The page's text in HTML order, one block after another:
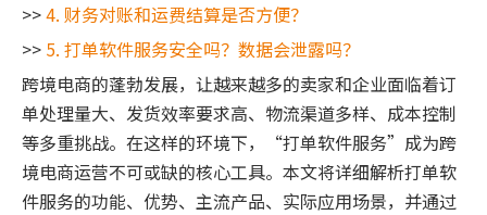
>>4. 财务对账和运费结算是否方便？
>> 5. 打单软件服务安全吗？数据会泄露吗？
跨境电商的蓬勃发展，让越来越多的卖家和企业面临着订
单处理量大、发货效率要求高、物流渠道多样、成本控制
等多重挑战。在这样的环境下，“打单软件服务”成为跨
境电商运营不可或缺的核心工具。本文将详细解析打单软
件服务的功能、优势、主流产品、实际应用场景，并通过